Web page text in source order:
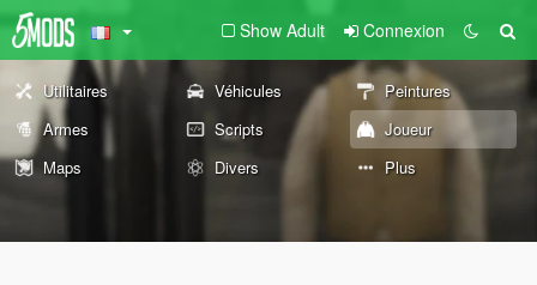
Show Adult Connexion
Utilitaires Véhicules
Peintures
Armes
Scripts
Joueur
Maps
Divers Plus